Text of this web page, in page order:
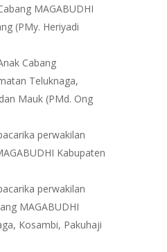
MAGABUDHI
(PMy. Heriyadi
Cabang
Teluknaga,
Mauk (PMd. Ong
perwakilan
Kabupaten
perwakilan
MAGABUDHI
Kosambi, Pakuhaji